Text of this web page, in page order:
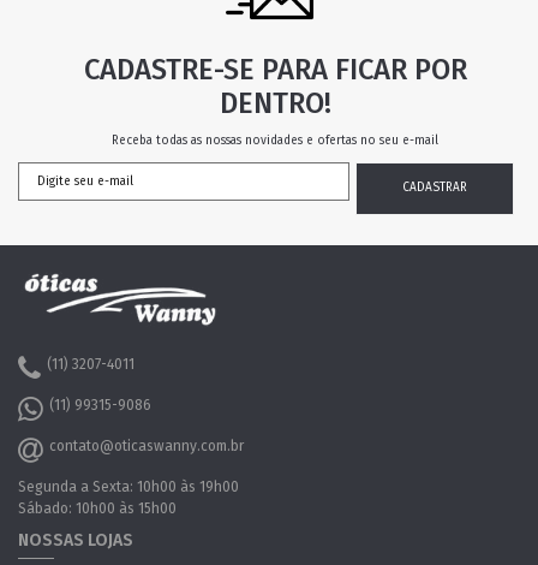
CADASTRE-SE PARA FICAR POR
DENTRO!
Receba todas as nossas novidades e ofertas no seu e-mail
(11) 3207-4011
(11) 99315-9086
contato@oticaswanny.com.br
Segunda a Sexta: 10h00 às 19h00
Sábado: 10h00 às 15h00
NOSSAS LOJAS